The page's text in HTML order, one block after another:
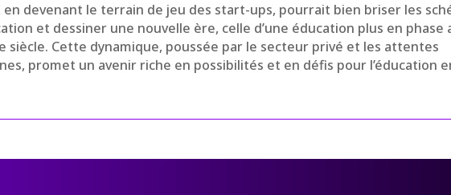
en devenant le terrain de jeu des start-ups, pourrait bien briser les
et dessiner une nouvelle ère, celle d’une éducation plus en phase
siècle. Cette dynamique, poussée par le secteur privé et les attentes
promet un avenir riche en possibilités et en défis pour l’éducation